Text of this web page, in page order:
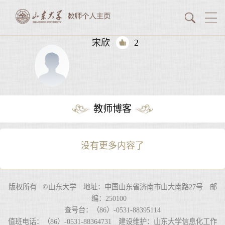
宋欣 2
教师博客
没有更多内容了
版权所有 ©山东大学 地址：中国山东省济南市山大南路27号 邮
编：250100
查号台：（86）-0531-88395114
值班电话：（86）-0531-88364731 建设维护：山东大学信息化工作